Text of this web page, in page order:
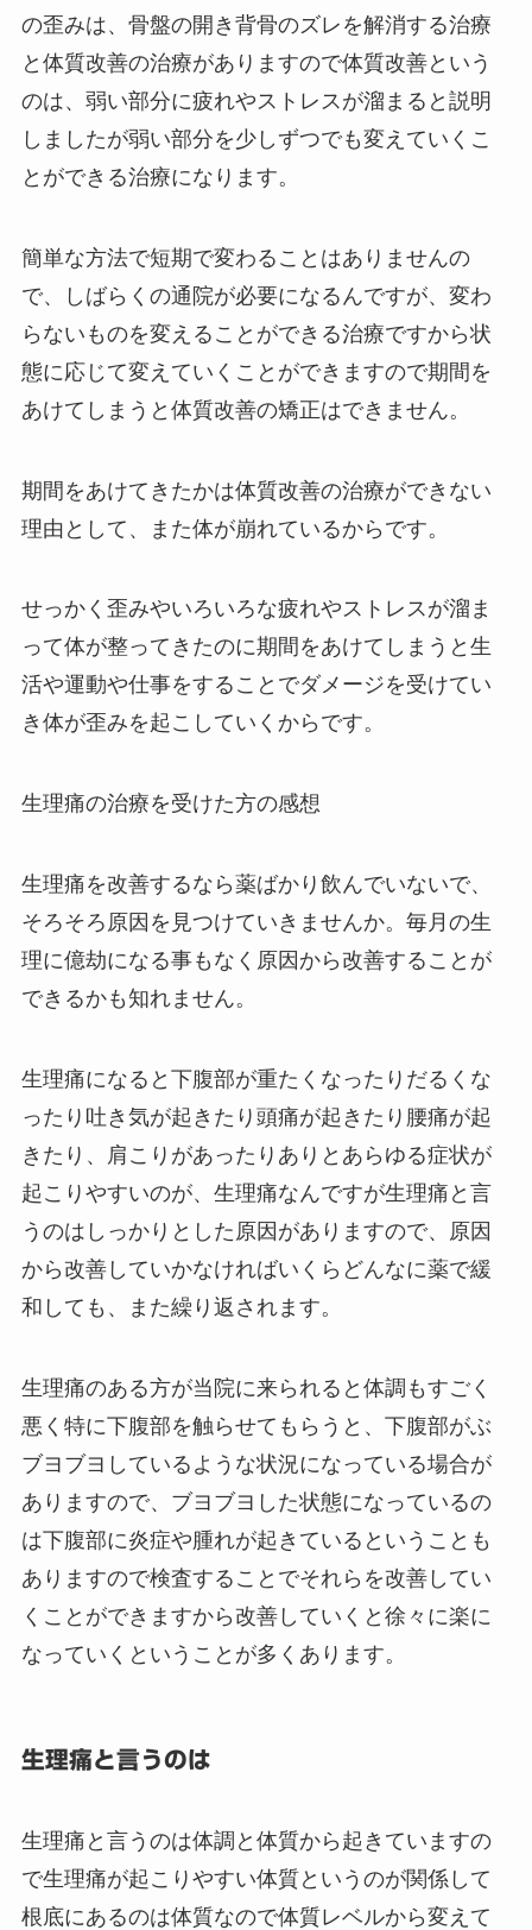
の歪みは、骨盤の開き背骨のズレを解消する治療
と体質改善の治療がありますので体質改善という
のは、弱い部分に疲れやストレスが溜まると説明
しましたが弱い部分を少しずつでも変えていくこ
とができる治療になります。
簡単な方法で短期で変わることはありませんの
で、しばらくの通院が必要になるんですが、変わ
らないものを変えることができる治療ですから状
態に応じて変えていくことができますので期間を
あけてしまうと体質改善の矯正はできません。
期間をあけてきたかは体質改善の治療ができない
理由として、また体が崩れているからです。
せっかく歪みやいろいろな疲れやストレスが溜ま
って体が整ってきたのに期間をあけてしまうと生
活や運動や仕事をすることでダメージを受けてい
き体が歪みを起こしていくからです。
生理痛の治療を受けた方の感想
生理痛を改善するなら薬ばかり飲んでいないで、
そろそろ原因を見つけていきませんか。毎月の生
理に億劫になる事もなく原因から改善することが
できるかも知れません。
生理痛になると下腹部が重たくなったりだるくな
ったり吐き気が起きたり頭痛が起きたり腰痛が起
きたり、肩こりがあったりありとあらゆる症状が
起こりやすいのが、生理痛なんですが生理痛と言
うのはしっかりとした原因がありますので、原因
から改善していかなければいくらどんなに薬で緩
和しても、また繰り返されます。
生理痛のある方が当院に来られると体調もすごく
悪く特に下腹部を触らせてもらうと、下腹部がぶ
ブヨブヨしているような状況になっている場合が
ありますので、ブヨブヨした状態になっているの
は下腹部に炎症や腫れが起きているということも
ありますので検査することでそれらを改善してい
くことができますから改善していくと徐々に楽に
なっていくということが多くあります。
生理痛と言うのは
生理痛と言うのは体調と体質から起きていますの
で生理痛が起こりやすい体質というのが関係して
根底にあるのは体質なので体質レベルから変えて